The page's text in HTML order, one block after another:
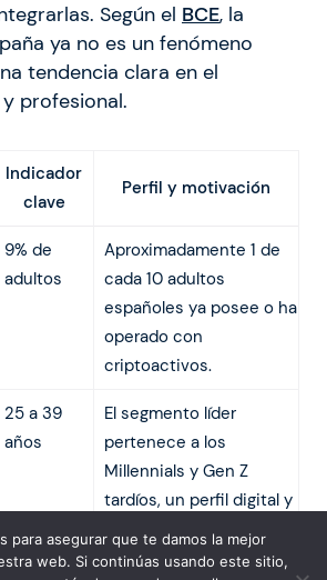
Según el BCE, la
ya no es un fenómeno
tendencia clara en el
profesional.
Indicador
clave
Perfil y motivación
9% de
adultos
Aproximadamente 1 de
cada 10 adultos
españoles ya posee o ha
operado con
criptoactivos.
25 a 39
años
El segmento líder
pertenece a los
Millennials y Gen Z
tardíos, un perfil digital y
con capacidad de gasto.
para asegurar que te damos la mejor
web. Si continúas usando este sitio,